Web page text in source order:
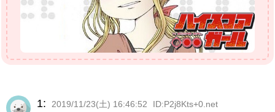
1: 2019/11/23(土) 16:46:52 ID:P2j8Kts+0.net